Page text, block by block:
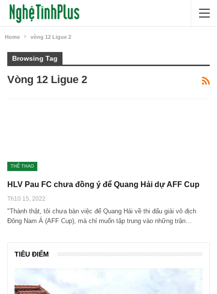
Home vòng 12 Ligue 2
Browsing Tag
Vòng 12 Ligue 2
THỂ THAO
HLV Pau FC chưa đồng ý để Quang Hải dự AFF Cup
Th10 15, 2022
"Thành thật, tôi chưa bàn việc để Quang Hải về thi đấu giải vô địch
Đông Nam Á (AFF Cup), mà chỉ muốn tập trung vào những trận…
TIÊU ĐIỂM